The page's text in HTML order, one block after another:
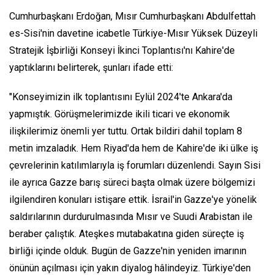
Cumhurbaşkanı Erdoğan, Mısır Cumhurbaşkanı Abdulfettah
es-Sisi'nin davetine icabetle Türkiye-Mısır Yüksek Düzeyli
Stratejik İşbirliği Konseyi İkinci Toplantısı'nı Kahire'de
yaptıklarını belirterek, şunları ifade etti:
"Konseyimizin ilk toplantısını Eylül 2024'te Ankara'da
yapmıştık. Görüşmelerimizde ikili ticari ve ekonomik
ilişkilerimiz önemli yer tuttu. Ortak bildiri dahil toplam 8
metin imzaladık. Hem Riyad'da hem de Kahire'de iki ülke iş
çevrelerinin katılımlarıyla iş forumları düzenlendi. Sayın Sisi
ile ayrıca Gazze barış süreci başta olmak üzere bölgemizi
ilgilendiren konuları istişare ettik. İsrail'in Gazze'ye yönelik
saldırılarının durdurulmasında Mısır ve Suudi Arabistan ile
beraber çalıştık. Ateşkes mutabakatına giden süreçte iş
birliği içinde olduk. Bugün de Gazze'nin yeniden imarının
önünün açılması için yakın diyalog hâlindeyiz. Türkiye'den